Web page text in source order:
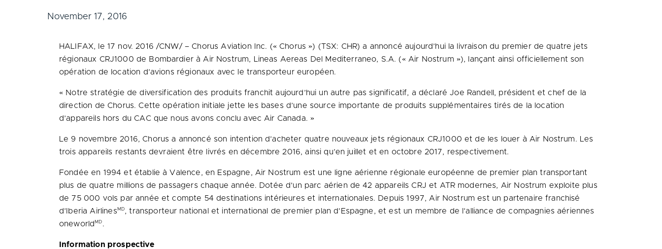
November 17, 2016
HALIFAX, le 17 nov. 2016 /CNW/ – Chorus Aviation Inc. (« Chorus ») (TSX: CHR) a annoncé aujourd’hui la livraison du premier de quatre jets
régionaux CRJ1000 de Bombardier à Air Nostrum, Lineas Aereas Del Mediterraneo, S.A. (« Air Nostrum »), lançant ainsi officiellement son
opération de location d’avions régionaux avec le transporteur européen.
« Notre stratégie de diversification des produits franchit aujourd’hui un autre pas significatif, a déclaré Joe Randell, président et chef de la
direction de Chorus. Cette opération initiale jette les bases d’une source importante de produits supplémentaires tirés de la location
d’appareils hors du CAC que nous avons conclu avec Air Canada. »
Le 9 novembre 2016, Chorus a annoncé son intention d’acheter quatre nouveaux jets régionaux CRJ1000 et de les louer à Air Nostrum. Les
trois appareils restants devraient être livrés en décembre 2016, ainsi qu’en juillet et en octobre 2017, respectivement.
Fondée en 1994 et établie à Valence, en Espagne, Air Nostrum est une ligne aérienne régionale européenne de premier plan transportant
plus de quatre millions de passagers chaque année. Dotée d’un parc aérien de 42 appareils CRJ et ATR modernes, Air Nostrum exploite plus
de 75 000 vols par année et compte 54 destinations intérieures et internationales. Depuis 1997, Air Nostrum est un partenaire franchisé
d’Iberia Airlines MD, transporteur national et international de premier plan d’Espagne, et est un membre de l’alliance de compagnies aériennes
oneworldMD .
Information prospective